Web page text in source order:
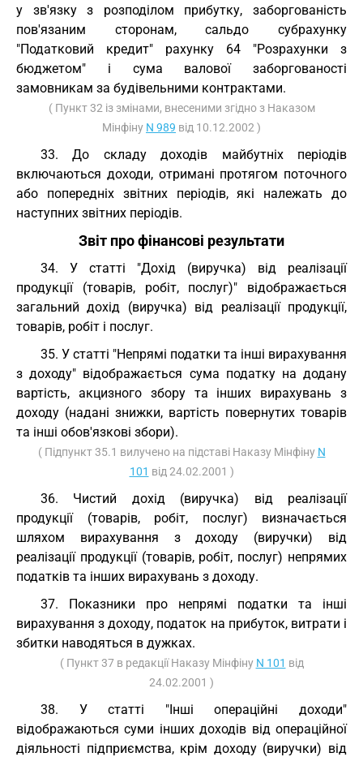
у зв'язку з розподілом прибутку, заборгованість
пов'язаним сторонам, сальдо субрахунку
"Податковий кредит" рахунку 64 "Розрахунки з
бюджетом" і сума валової заборгованості
замовникам за будівельними контрактами.
( Пункт 32 із змінами, внесеними згідно з Наказом
Мінфіну N 989 від 10.12.2002 )
33. До складу доходів майбутніх періодів
включаються доходи, отримані протягом поточного
або попередніх звітних періодів, які належать до
наступних звітних періодів.
Звіт про фінансові результати
34. У статті "Дохід (виручка) від реалізації
продукції (товарів, робіт, послуг)" відображається
загальний дохід (виручка) від реалізації продукції,
товарів, робіт і послуг.
35. У статті "Непрямі податки та інші вирахування
з доходу" відображається сума податку на додану
вартість, акцизного збору та інших вирахувань з
доходу (надані знижки, вартість повернутих товарів
та інші обов'язкові збори).
( Підпункт 35.1 вилучено на підставі Наказу Мінфіну N
101 від 24.02.2001 )
36. Чистий дохід (виручка) від реалізації
продукції (товарів, робіт, послуг) визначається
шляхом вирахування з доходу (виручки) від
реалізації продукції (товарів, робіт, послуг) непрямих
податків та інших вирахувань з доходу.
37. Показники про непрямі податки та інші
вирахування з доходу, податок на прибуток, витрати і
збитки наводяться в дужках.
( Пункт 37 в редакції Наказу Мінфіну N 101 від
24.02.2001 )
38. У статті "Інші операційні доходи"
відображаються суми інших доходів від операційної
діяльності підприємства, крім доходу (виручки) від